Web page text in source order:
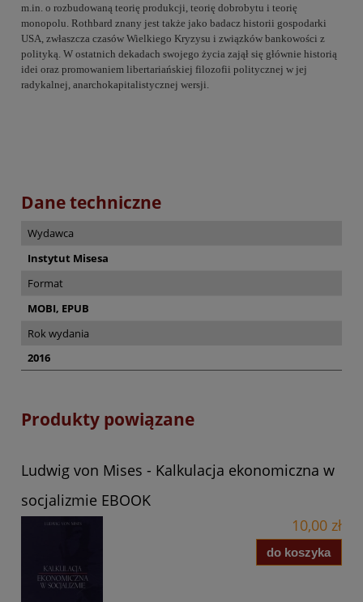
m.in. o rozbudowaną teorię produkcji, teorię dobrobytu i teorię
monopolu. Rothbard znany jest także jako badacz historii gospodarki
USA, zwłaszcza czasów Wielkiego Kryzysu i związków bankowości z
polityką. W ostatnich dekadach swojego życia zajął się głównie historią
idei oraz promowaniem libertariańskiej filozofii politycznej w jej
radykalnej, anarchokapitalistycznej wersji.
Dane techniczne
Wydawca
Instytut Misesa
Format
MOBI, EPUB
Rok wydania
2016
Produkty powiązane
Ludwig von Mises - Kalkulacja ekonomiczna w
socjalizmie EBOOK
10,00 zł
do koszyka